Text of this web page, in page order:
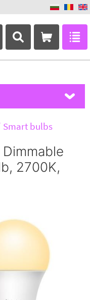
+359 882 346 063
Smart bulbs
2700K,